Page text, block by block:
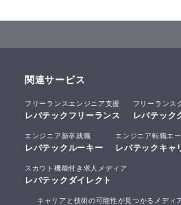
関連サービス
フリーランスエンジニア支援
レバテックフリーランス
フリーランス
レバテック
エンジニア新卒就職
レバテックルーキー
エンジニア転職エ
レバテックキャ
スカウト機能付き求人メディア
レバテックダイレクト
キャリアと技術の可能性が見つかるメディ